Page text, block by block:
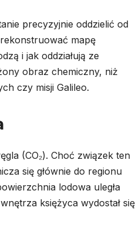
precyzyjnie oddzielić od
mapę
i jak oddziałują ze
obraz chemiczny, niż
czy misji Galileo.
(CO₂). Choć związek ten
się głównie do regionu
lodowa uległa
księżyca wydostał się